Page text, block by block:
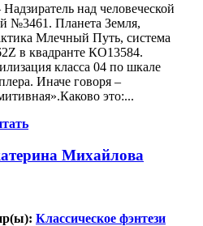
над человеческой
№3461. Планета Земля,
Млечный Путь, система
в квадранте КО13584.
класса 04 по шкале
Иначе говоря –
это:...
Михайлова
Классическое фэнтези